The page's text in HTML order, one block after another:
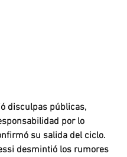
disculpas públicas,
por lo
su salida del ciclo.
desmintió los rumores